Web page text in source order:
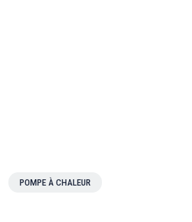
POMPE À CHALEUR